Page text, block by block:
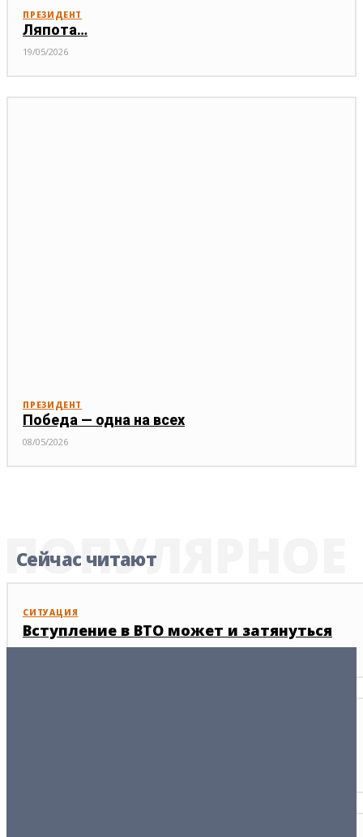
ПРЕЗИДЕНТ
Ляпота…
19/05/2026
ПРЕЗИДЕНТ
Победа — одна на всех
08/05/2026
Сейчас читают
ПОПУЛЯРНОЕ
СИТУАЦИЯ
Вступление в ВТО может и затянуться